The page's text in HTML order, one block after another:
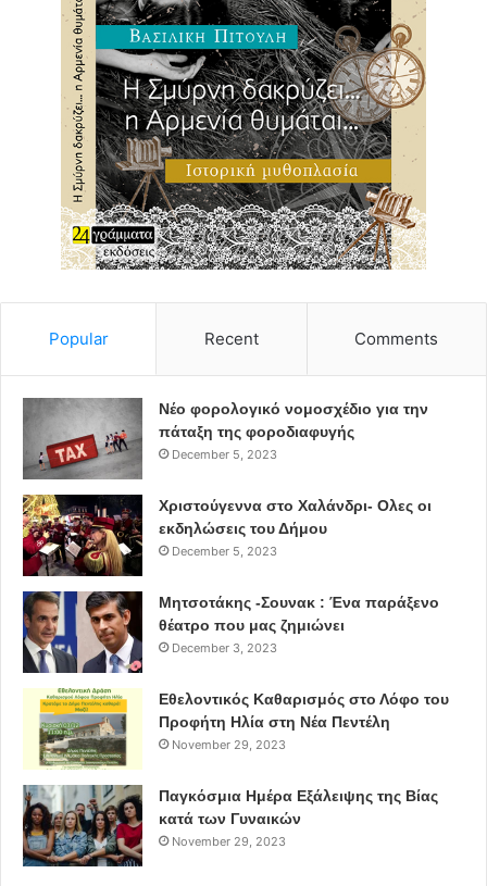
Popular Recent Comments
Νέο φορολογικό νομοσχέδιο για την
πάταξη της φοροδιαφυγής
December 5, 2023
Χριστούγεννα στο Χαλάνδρι- Ολες οι
εκδηλώσεις του Δήμου
December 5, 2023
Μητσοτάκης -Σουνακ : Ένα παράξενο
θέατρο που μας ζημιώνει
December 3, 2023
Εθελοντικός Καθαρισμός στο Λόφο του
Προφήτη Ηλία στη Νέα Πεντέλη
November 29, 2023
Παγκόσμια Ημέρα Εξάλειψης της Βίας
κατά των Γυναικών
November 29, 2023